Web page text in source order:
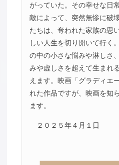
がっていた。その幸せな日
敵によって、突然無惨に破
たちは、奪われた家族の思
しい人生を切り開いて行く
の中の小さな悩みや淋しさ
みや虚しさを超えて生まれ
えます。映画「グラディエ
れた作品ですが、映画を知
ます。
２０２５年４月１日